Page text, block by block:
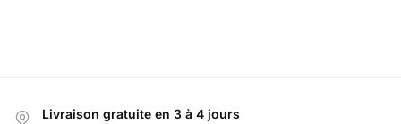
Livraison gratuite en 3 à 4 jours